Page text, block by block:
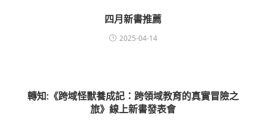
四月新書推薦
2025-04-14
轉知:《跨域怪獸養成記：跨領域教育的真實冒險之
旅》線上新書發表會